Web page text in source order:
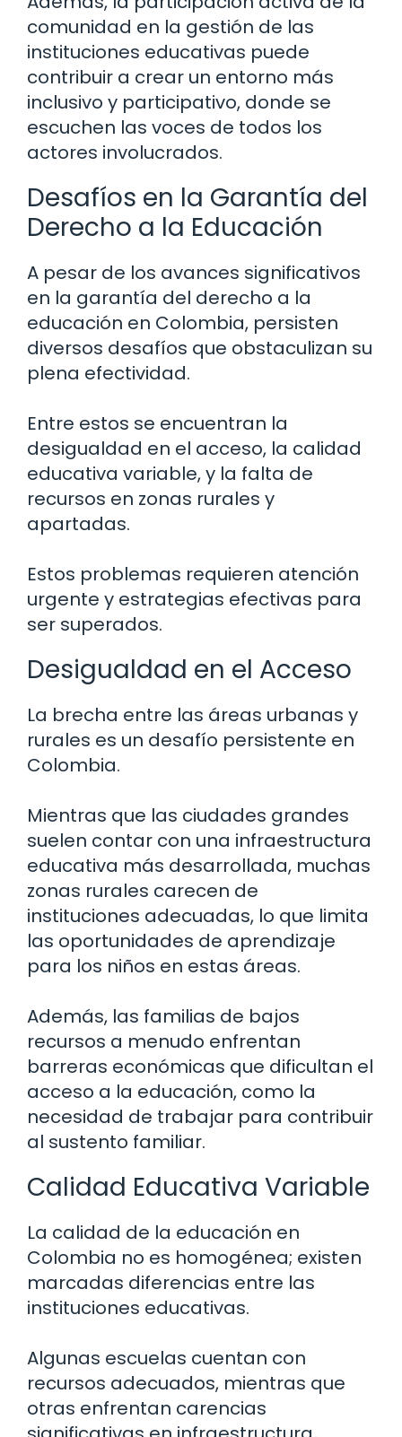
comunidad en la gestión de las
instituciones educativas puede
contribuir a crear un entorno más
inclusivo y participativo, donde se
escuchen las voces de todos los
actores involucrados.
Desafíos en la Garantía del
Derecho a la Educación
A pesar de los avances significativos
en la garantía del derecho a la
educación en Colombia, persisten
diversos desafíos que obstaculizan su
plena efectividad.
Entre estos se encuentran la
desigualdad en el acceso, la calidad
educativa variable, y la falta de
recursos en zonas rurales y
apartadas.
Estos problemas requieren atención
urgente y estrategias efectivas para
ser superados.
Desigualdad en el Acceso
La brecha entre las áreas urbanas y
rurales es un desafío persistente en
Colombia.
Mientras que las ciudades grandes
suelen contar con una infraestructura
educativa más desarrollada, muchas
zonas rurales carecen de
instituciones adecuadas, lo que limita
las oportunidades de aprendizaje
para los niños en estas áreas.
Además, las familias de bajos
recursos a menudo enfrentan
barreras económicas que dificultan el
acceso a la educación, como la
necesidad de trabajar para contribuir
al sustento familiar.
Calidad Educativa Variable
La calidad de la educación en
Colombia no es homogénea; existen
marcadas diferencias entre las
instituciones educativas.
Algunas escuelas cuentan con
recursos adecuados, mientras que
otras enfrentan carencias